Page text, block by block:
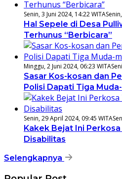
Senin, 3 Juni 2024, 14:22 WITA
Hal Sepele di Desa
Terhunus “Berbicara”
Minggu, 2 Juni 2024, 06:23 WITA
Sasar Kos-kosan dan
Polisi Dapati Tiga
Senin, 29 April 2024, 09:45 WITA
Kakek Bejat Ini
Disabilitas
Selengkapnya